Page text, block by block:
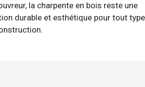
la charpente en bois reste une
durable et esthétique pour tout type